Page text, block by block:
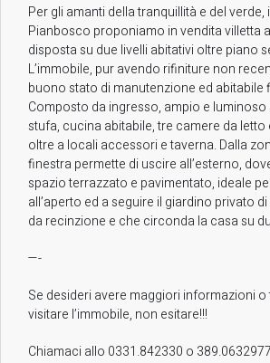
Per gli amanti della tranquillità e del verde,
Pianbosco proponiamo in vendita villetta
disposta su due livelli abitativi oltre piano
L’immobile, pur avendo rifiniture non
buono stato di manutenzione ed abitabile
Composto da ingresso, ampio e
stufa, cucina abitabile, tre camere da letto
oltre a locali accessori e taverna. Dalla
finestra permette di uscire all’esterno,
spazio terrazzato e pavimentato, ideale
all’aperto ed a seguire il giardino privato
da recinzione e che circonda la casa su
—-
Se desideri avere maggiori informazioni
visitare l’immobile, non esitare!!!
Chiamaci allo 0331.842330 o 389.0632977